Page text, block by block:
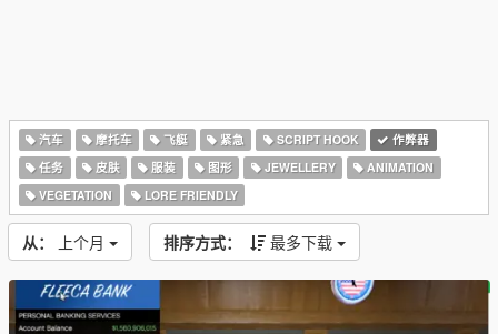
汽车 摩托车 飞艇 紧急 SCRIPT HOOK
作弊器
任务
皮肤 服装 图形 JEWELLERY
ANIMATION
VEGETATION
LORE FRIENDLY
从： 上个月 排序方式： 最多下载